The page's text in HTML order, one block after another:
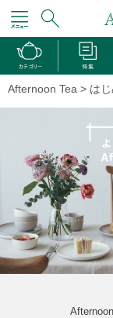
Afternoon Tea > は